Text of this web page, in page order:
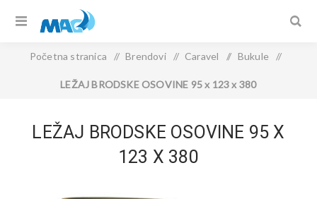
Početna stranica / Brendovi / Caravel / Bukule /
LEŽAJ BRODSKE OSOVINE 95 x 123 x 380
LEŽAJ BRODSKE OSOVINE 95 X
123 X 380